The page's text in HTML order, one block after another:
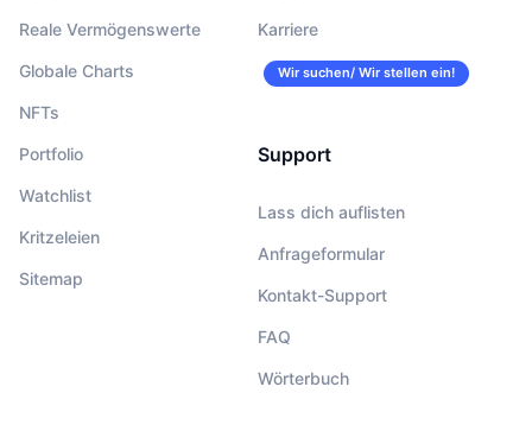
Reale Vermögenswerte
Globale Charts
NFTs
Portfolio
Watchlist
Kritzeleien
Sitemap
Karriere
Wir suchen/ Wir stellen ein!
Support
Lass dich auflisten
Anfrageformular
Kontakt-Support
FAQ
Wörterbuch